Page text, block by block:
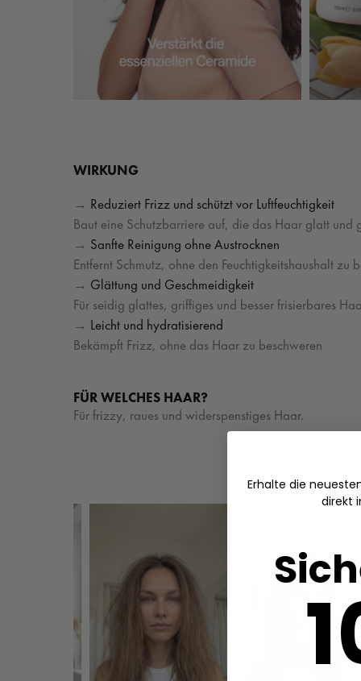
WIRKUNG
→ Reduziert Frizz und schützt vor Luftfeuchtigkeit
Baut eine Schutzbarriere auf, die das Haar glatt und
→ Sanfte Reinigung ohne Austrocknen
Entfernt Schmutz, ohne den Feuchtigkeitshaushalt zu
→ Glättung und Geschmeidigkeit
Für seidig glattes, griffiges und besser frisierbares
→ Leicht und hydratisierend
Bekämpft Frizz, ohne das Haar zu beschweren
FÜR WELCHES HAAR?
Für frizzy, raues und widerspenstiges Haar.
Erhalte die
direkt